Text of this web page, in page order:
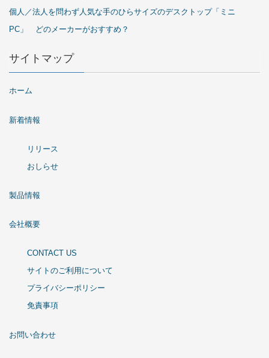
個人／法人を問わず人気な手のひらサイズのデスクトップ「ミニ
PC」 どのメーカーがおすすめ？
サイトマップ
ホーム
新着情報
リリース
おしらせ
製品情報
会社概要
CONTACT US
サイトのご利用について
プライバシーポリシー
免責事項
お問い合わせ